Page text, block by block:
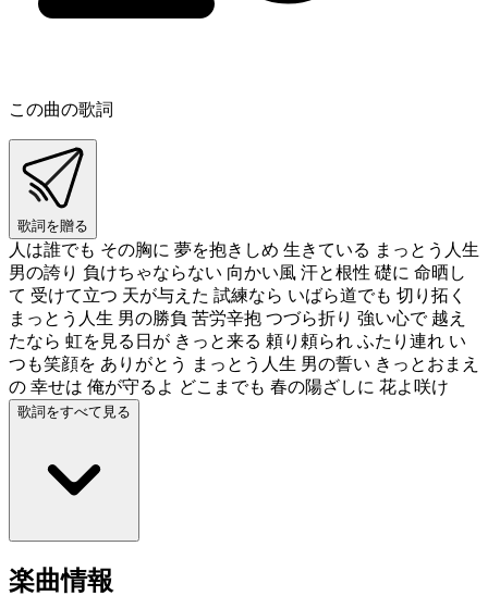
この曲の歌詞
歌詞を贈る
人は誰でも その胸に 夢を抱きしめ 生きている まっとう人生
男の誇り 負けちゃならない 向かい風 汗と根性 礎に 命晒し
て 受けて立つ 天が与えた 試練なら いばら道でも 切り拓く
まっとう人生 男の勝負 苦労辛抱 つづら折り 強い心で 越え
たなら 虹を見る日が きっと来る 頼り頼られ ふたり連れ い
つも笑顔を ありがとう まっとう人生 男の誓い きっとおまえ
の 幸せは 俺が守るよ どこまでも 春の陽ざしに 花よ咲け
歌詞をすべて見る
楽曲情報